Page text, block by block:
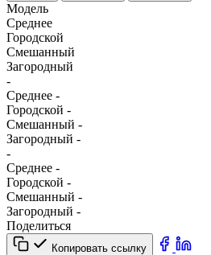
Модель
Среднее
Городской
Смешанный
Загородный
-
Среднее -
Городской -
Смешанный -
Загородный -
-
Среднее -
Городской -
Смешанный -
Загородный -
Поделиться
Копировать ссылку